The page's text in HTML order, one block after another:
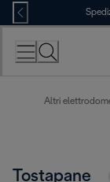
Skip
to
Content
Altri
Tostapane